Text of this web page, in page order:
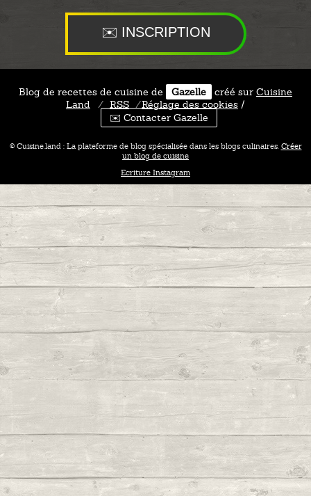
Blog de recettes de cuisine de Gazelle créé sur Cuisine
Land
⁄ RSS ⁄Réglage des cookies /
✉️ Contacter Gazelle
© Cuisine.land : La plateforme de blog spécialisée dans les blogs culinaires. Créer
un blog de cuisine
Ecriture Instagram